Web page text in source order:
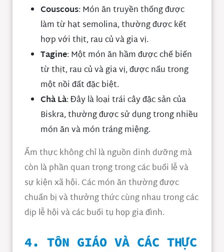
Couscous: Món ăn truyền thống được
làm từ hạt semolina, thường được kết
hợp với thịt, rau củ và gia vị.
Tagine: Một món ăn hầm được chế biến
từ thịt, rau củ và gia vị, được nấu trong
một nồi đất đặc biệt.
Chà Là: Đây là loại trái cây đặc sản của
Biskra, thường được sử dụng trong nhiều
món ăn và món tráng miệng.
Ẩm thực không chỉ là nguồn dinh dưỡng mà
còn là phần quan trọng trong các buổi lễ và
sự kiện xã hội. Các món ăn thường được
chuẩn bị và thưởng thức cùng nhau trong các
dịp lễ hội và các buổi tụ họp gia đình.
4. TÔN GIÁO VÀ CÁC THỰC